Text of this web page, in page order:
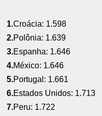
1.Croácia: 1.598
2.Polônia: 1.639
3.Espanha: 1.646
4.México: 1.646
5.Portugal: 1.661
6.Estados Unidos: 1.713
7.Peru: 1.722